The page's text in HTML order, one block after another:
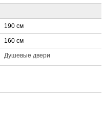
190 см
160 см
Душевые двери